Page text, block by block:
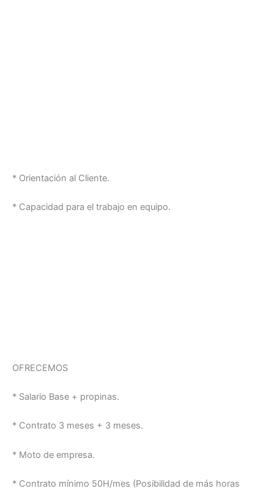
* Orientación al Cliente.
* Capacidad para el trabajo en equipo.
OFRECEMOS
* Salario Base + propinas.
* Contrato 3 meses + 3 meses.
* Moto de empresa.
* Contrato mínimo 50H/mes (Posibilidad de más horas